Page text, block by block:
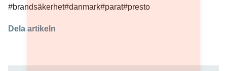
#brandsäkerhet#danmark#parat#presto
Dela artikeln